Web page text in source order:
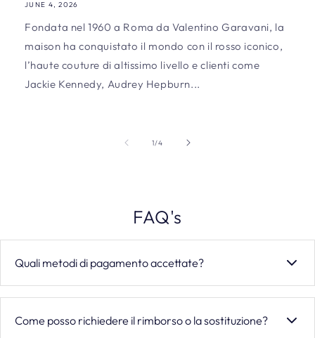
JUNE 4, 2026
Fondata nel 1960 a Roma da Valentino Garavani, la
maison ha conquistato il mondo con il rosso iconico,
l’haute couture di altissimo livello e clienti come
Jackie Kennedy, Audrey Hepburn...
1/of
4
FAQ's
Quali metodi di pagamento accettate?
American Express, Maestro), wallet digitali (Apple Pay,
Come posso richiedere il rimborso o la sostituzione?